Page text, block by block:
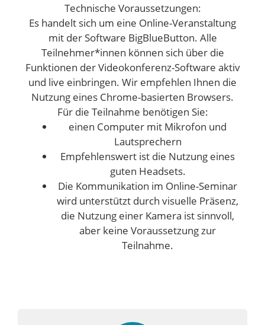
Technische Voraussetzungen:
Es handelt sich um eine Online-Veranstaltung
mit der Software BigBlueButton. Alle
Teilnehmer*innen können sich über die
Funktionen der Videokonferenz-Software aktiv
und live einbringen. Wir empfehlen Ihnen die
Nutzung eines Chrome-basierten Browsers.
Für die Teilnahme benötigen Sie:
einen Computer mit Mikrofon und
Lautsprechern
Empfehlenswert ist die Nutzung eines
guten Headsets.
Die Kommunikation im Online-Seminar
wird unterstützt durch visuelle Präsenz,
die Nutzung einer Kamera ist sinnvoll,
aber keine Voraussetzung zur
Teilnahme.